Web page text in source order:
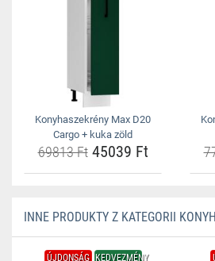
Konyhaszekrény Max D20
Cargo + kuka zöld
69813 Ft45039 Ft
INNE PRODUKTY Z KATEGORII
ÚJDONSÁG KEDVEZMÉNY